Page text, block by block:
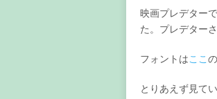
映画プレデター
た。プレデター
フォントはここ
とりあえず見て